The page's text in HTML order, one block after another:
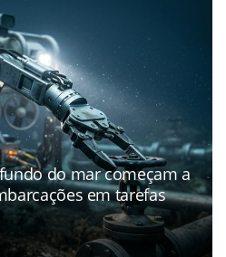
do mar começam a
em tarefas